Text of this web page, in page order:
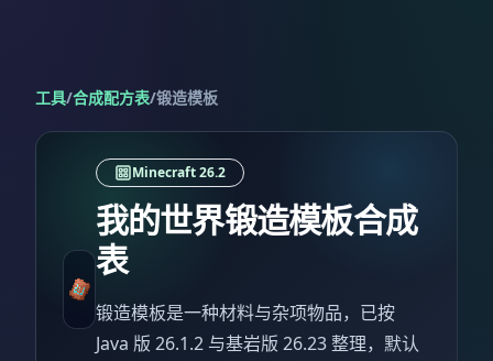
工具/合成配方表/锻造模板
Minecraft 26.2
我的世界锻造模板合成
表
锻造模板是一种材料与杂项物品，已按
Java 版 26.1.2 与基岩版 26.23 整理，默认